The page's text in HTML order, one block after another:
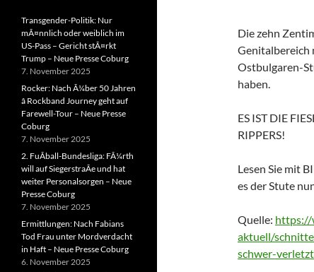
Die zehn
Genitalbereich
Ostbulgaren-
haben.
ES IST DIE
RIPPERS!
Lesen Sie mit
es der Stute
Quelle: https://
aktuell/
schwer-
Transgender-Politik: Nur
mÃ¤nnlich oder weiblich im
US-Pass – Gericht stÃ¤rkt
Trump – Neue Presse Coburg
7. November 2025
Rocker: Nach Ã¼ber 50 Jahren
â Rockband Journey geht auf
Farewell-Tour – Neue Presse
Coburg
7. November 2025
2. FuÃball-Bundesliga: FÃ¼rth
will auf SiegerstraÃe und hat
weiter Personalsorgen – Neue
Presse Coburg
7. November 2025
Ermittlungen: Nach Fabians
Tod Frau unter Mordverdacht
in Haft – Neue Presse Coburg
6. November 2025